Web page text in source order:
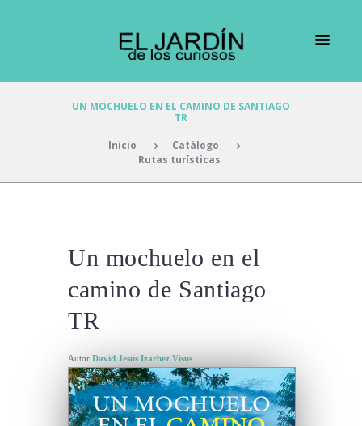
UN MOCHUELO EN EL CAMINO DE SANTIAGO
TR
Inicio
Catálogo
Rutas turísticas
Un mochuelo en el
camino de Santiago
TR
Autor David Jesús Izarbez Visus